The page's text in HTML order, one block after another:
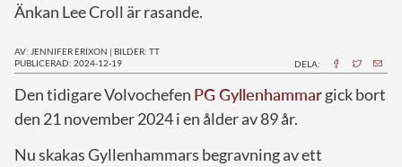
Änkan Lee Croll är rasande.
AV: JENNIFER ERIXON | BILDER: TT
PUBLICERAD: 2024-12-19
DELA:
Den tidigare Volvochefen PG Gyllenhammargick bort
den 21 november 2024 i en ålder av 89 år.
Nu skakas Gyllenhammars begravning av ett